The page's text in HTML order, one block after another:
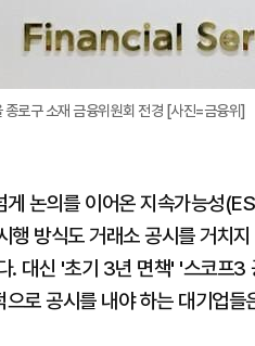
종로구 소재 금융위원회 전경 [사진=금융위]
논의를 이어온 지속가능성
행 방식도 거래소 공시를 거치
. 대신 '초기 3년 면책' '스코프3
으로 공시를 내야 하는 대기업